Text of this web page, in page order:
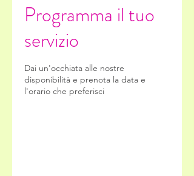
Programma il tuo
servizio
Dai un'occhiata alle nostre
disponibilità e prenota la data e
l'orario che preferisci